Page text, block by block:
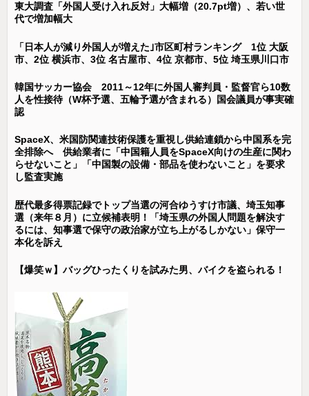
東大調査「外国人受け入れ反対」大幅増（20.7pt増）、若い世
代で増加幅大
「日本人が減り外国人が増えた｣市区町村ランキング 1位 大阪
市、2位 横浜市、3位 名古屋市、4位 京都市、5位 埼玉県川口市
韓国サッカー協会 2011～12年に外国人審判員・監督官ら10数
人を性接待（W杯予選、五輪予選が含まれる）国会議員が事実確
認
SpaceX、米国防関連技術保護を重視し供給連鎖から中国系を完
全排除へ 供給業者に「中国籍人員をSpaceX向けの生産に関わ
らせないこと」「中国製の設備・部品を使わないこと」を要求
し監査実施
歴代最多得票記録でトップ当選の河合ゆうすけ市議、埼玉知事
選（来年８月）に立候補表明！「埼玉県の外国人問題を解決す
るには、知事選で保守の政治家が立ち上がるしかない」保守一
本化を訴え
【爆笑ｗ】バッグひったくりを試みた男、バイクを盗られる！